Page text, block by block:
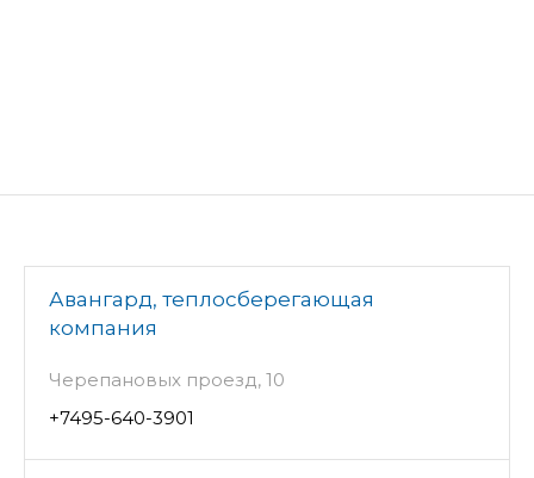
Авангард, теплосберегающая
компания
Черепановых проезд, 10
+7495-640-3901